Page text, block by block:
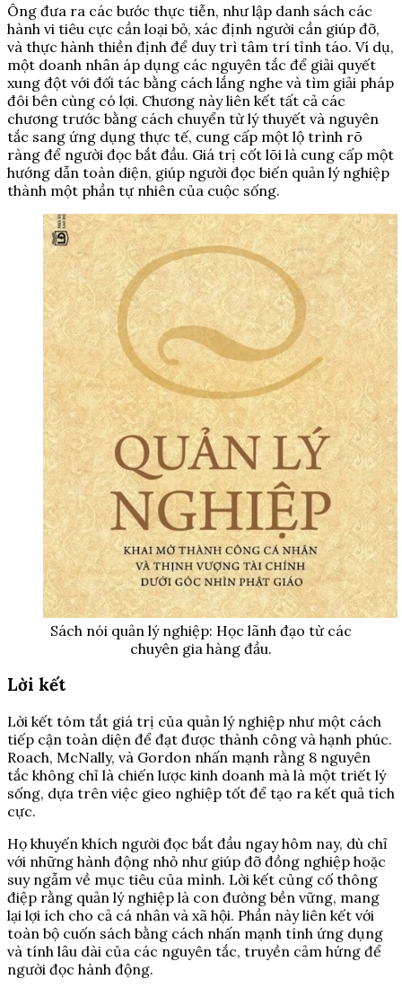
Ông đưa ra các bước thực tiễn, như lập danh sách các
hành vi tiêu cực cần loại bỏ, xác định người cần giúp đỡ,
và thực hành thiền định để duy trì tâm trí tỉnh táo. Ví dụ,
một doanh nhân áp dụng các nguyên tắc để giải quyết
xung đột với đối tác bằng cách lắng nghe và tìm giải pháp
đôi bên cùng có lợi. Chương này liên kết tất cả các
chương trước bằng cách chuyển từ lý thuyết và nguyên
tắc sang ứng dụng thực tế, cung cấp một lộ trình rõ
ràng để người đọc bắt đầu. Giá trị cốt lõi là cung cấp một
hướng dẫn toàn diện, giúp người đọc biến quản lý nghiệp
thành một phần tự nhiên của cuộc sống.
Sách nói quản lý nghiệp: Học lãnh đạo từ các
chuyên gia hàng đầu.
Lời kết
Lời kết tóm tắt giá trị của quản lý nghiệp như một cách
tiếp cận toàn diện để đạt được thành công và hạnh phúc.
Roach, McNally, và Gordon nhấn mạnh rằng 8 nguyên
tắc không chỉ là chiến lược kinh doanh mà là một triết lý
sống, dựa trên việc gieo nghiệp tốt để tạo ra kết quả tích
cực.
Họ khuyến khích người đọc bắt đầu ngay hôm nay, dù chỉ
với những hành động nhỏ như giúp đỡ đồng nghiệp hoặc
suy ngẫm về mục tiêu của mình. Lời kết củng cố thông
điệp rằng quản lý nghiệp là con đường bền vững, mang
lại lợi ích cho cả cá nhân và xã hội. Phần này liên kết với
toàn bộ cuốn sách bằng cách nhấn mạnh tính ứng dụng
và tính lâu dài của các nguyên tắc, truyền cảm hứng để
người đọc hành động.